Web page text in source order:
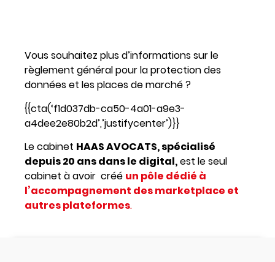
Vous souhaitez plus d’informations sur le
règlement général pour la protection des
données et les places de marché ?
{{cta(‘f1d037db-ca50-4a01-a9e3-
a4dee2e80b2d’,’justifycenter’)}}
Le cabinet HAAS AVOCATS, spécialisé
depuis 20 ans dans le digital,est le seul
cabinet à avoir créé un pôle dédié à
l’accompagnement des marketplace et
autres plateformes.